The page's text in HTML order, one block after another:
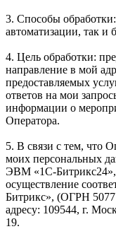
3. Способы
автоматизации, так и
4. Цель обработки:
направление в мой
предоставляемых
ответов на мои
информации о
Оператора.
5. В связи с тем, что
моих персональных
ЭВМ «1С-Битрикс24»,
осуществление
Битрикс», (ОГРН
адресу: 109544, г.
19.